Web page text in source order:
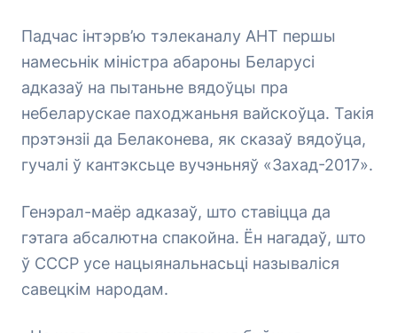
Падчас інтэрв’ю тэлеканалу АНТ першы
намесьнік міністра абароны Беларусі
адказаў на пытаньне вядоўцы пра
небеларускае паходжаньня вайскоўца. Такія
прэтэнзіі да Белаконева, як сказаў вядоўца,
гучалі ў кантэксьце вучэньняў «Захад-2017».
Генэрал-маёр адказаў, што ставіцца да
гэтага абсалютна спакойна. Ён нагадаў, што
ў СССР усе нацыянальнасьці называліся
савецкім народам.